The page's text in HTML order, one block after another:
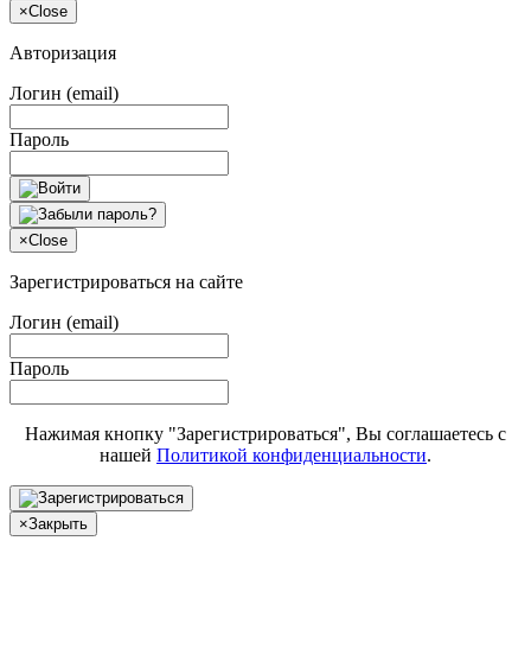
×Close
Авторизация
Логин (email)
Пароль
×Close
Зарегистрироваться на сайте
Логин (email)
Пароль
Нажимая кнопку "Зарегистрироваться", Вы соглашаетесь с
нашей Политикой конфиденциальности.
×Закрыть